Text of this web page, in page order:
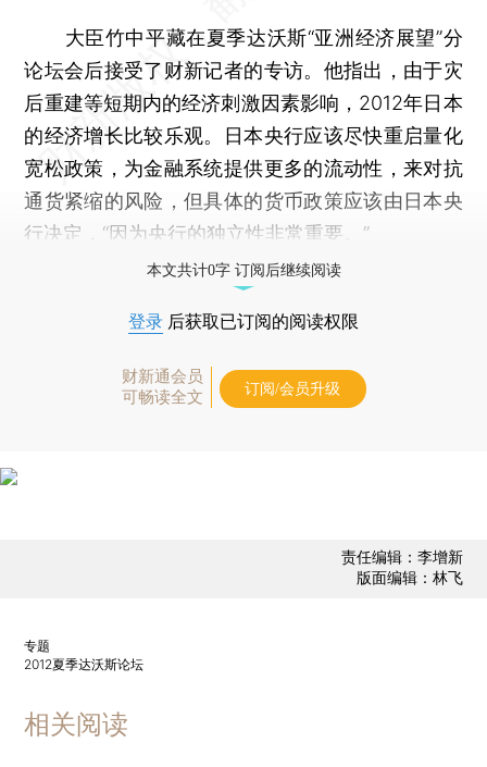
大臣竹中平藏在夏季达沃斯“亚洲经济展望”分
论坛会后接受了财新记者的专访。他指出，由于灾
后重建等短期内的经济刺激因素影响，2012年日本
的经济增长比较乐观。日本央行应该尽快重启量化
宽松政策，为金融系统提供更多的流动性，来对抗
通货紧缩的风险，但具体的货币政策应该由日本央
行决定，“因为央行的独立性非常重要。”
本文共计0字 订阅后继续阅读
登录 后获取已订阅的阅读权限
财新通会员
可畅读全文
订阅/会员升级
责任编辑：李增新
版面编辑：林飞
专题
2012夏季达沃斯论坛
相关阅读